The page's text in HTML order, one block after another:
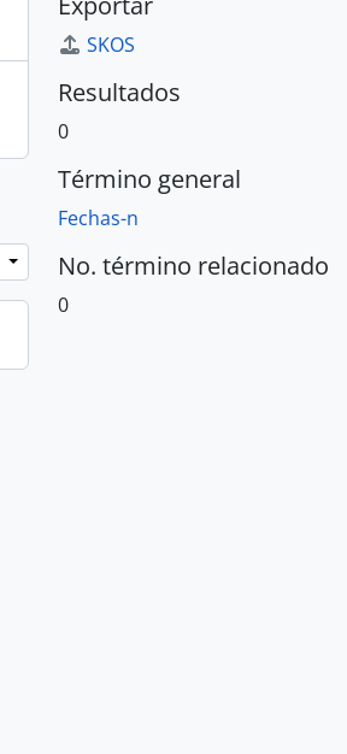
SKOS
Resultados
0
Término general
Fechas-n
No. término relacionado
0